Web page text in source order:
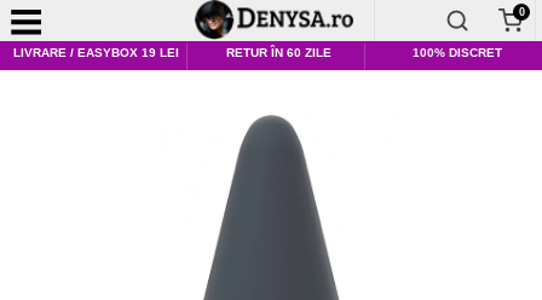
0
LIVRARE / EASYBOX 19 LEI RETUR ÎN 60 ZILE 100% DISCRET